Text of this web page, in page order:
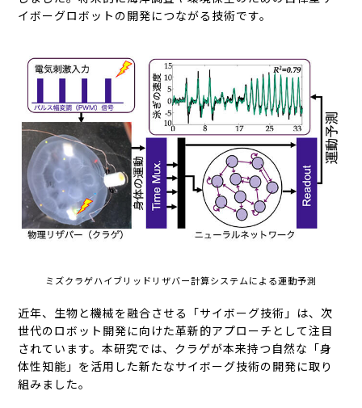
イボーグロボットの開発につながる技術です。
ミズクラゲハイブリッドリザバー計算システムによる運動予測
近年、生物と機械を融合させる「サイボーグ技術」は、次
世代のロボット開発に向けた革新的アプローチとして注目
されています。本研究では、クラゲが本来持つ自然な「身
体性知能」を活用した新たなサイボーグ技術の開発に取り
組みました。